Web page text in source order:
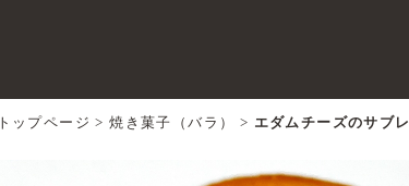
トップページ >焼き菓子（バラ） > エダムチーズのサブレ